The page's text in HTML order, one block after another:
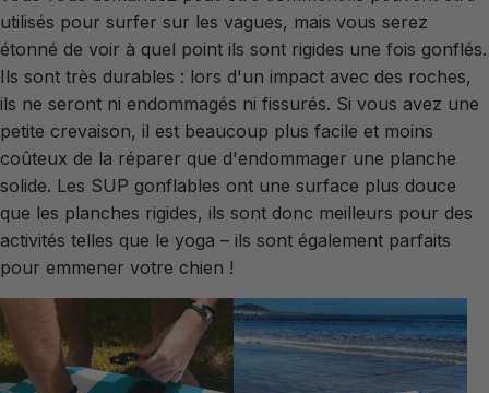
utilisés pour surfer sur les vagues, mais vous serez
étonné de voir à quel point ils sont rigides une fois gonflés.
Ils sont très durables : lors d'un impact avec des roches,
ils ne seront ni endommagés ni fissurés. Si vous avez une
petite crevaison, il est beaucoup plus facile et moins
coûteux de la réparer que d'endommager une planche
solide. Les SUP gonflables ont une surface plus douce
que les planches rigides, ils sont donc meilleurs pour des
activités telles que le yoga – ils sont également parfaits
pour emmener votre chien !